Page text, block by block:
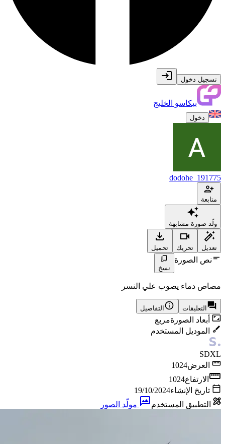
تسجيل دخول
بيكاسو الخليج
دخول
dodohe_191775
متابعة
ولّد صورة مشابهة
تعديل تحريك تحميل
نص الصورة
نسخ
مصاص دماء يصوب علي النسر
التعليقات التفاصيل
أبعاد الصورةمربع
الموديل المستخدم
SDXL
العرض1024
الارتفاع1024
تاريخ الإنشاء19/10/2024
التطبيق المستخدم
مولّد الصور